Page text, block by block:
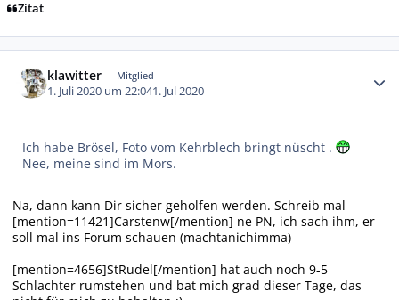
Zitat
klawitter Mitglied
1. Juli 2020 um 22:041. Jul 2020
Ich habe Brösel, Foto vom Kehrblech bringt nüscht .
Nee, meine sind im Mors.
Na, dann kann Dir sicher geholfen werden. Schreib mal
[mention=11421]Carstenw[/mention] ne PN, ich sach ihm, er
soll mal ins Forum schauen (machtanichimma)
[mention=4656]StRudel[/mention] hat auch noch 9-5
Schlachter rumstehen und bat mich grad dieser Tage, das